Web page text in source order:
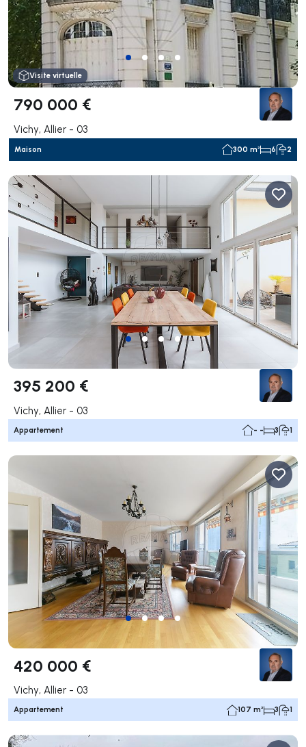
Visite virtuelle
790 000 €
Vichy, Allier - 03
Maison 300 m² 6 2
395 200 €
Vichy, Allier - 03
Appartement - - 3 1
420 000 €
Vichy, Allier - 03
Appartement 107 m² 3 1